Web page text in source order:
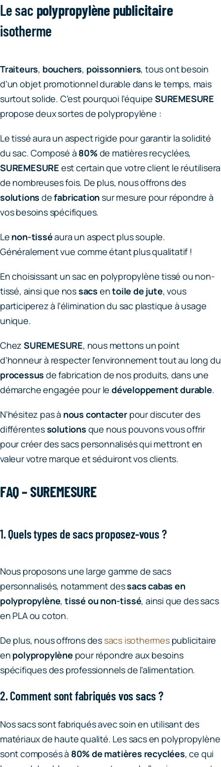
Le sac polypropylène publicitaire
isotherme
Traiteurs, bouchers, poissonniers, tous ont besoin
d’un objet promotionnel durable dans le temps, mais
surtout solide. C’est pourquoi l’équipe SUREMESURE
propose deux sortes de polypropylène :
Le tissé aura un aspect rigide pour garantir la solidité
du sac. Composé à 80% de matières recyclées,
SUREMESURE est certain que votre client le réutilisera
de nombreuses fois. De plus, nous offrons des
solutions defabricationsur mesure pour répondre à
vos besoins spécifiques.
Le non-tisséaura un aspect plus souple.
Généralement vue comme étant plus qualitatif !
En choisissant un sac en polypropylène tissé ou non-
tissé, ainsi que nossacs entoile de jute, vous
participerez à l’élimination du sac plastique à usage
unique.
Chez SUREMESURE, nous mettons un point
d’honneur à respecter l’environnement tout au long du
processus de fabrication de nos produits, dans une
démarche engagée pour ledéveloppement durable.
N’hésitez pas à nous contacter pour discuter des
différentessolutions que nous pouvons vous offrir
pour créer des sacs personnalisés qui mettront en
valeur votre marque et séduiront vos clients.
FAQ – SUREMESURE
1. Quels types de sacs proposez-vous ?
Nous proposons une large gamme de sacs
personnalisés, notamment dessacs cabas en
polypropylène,tissé ou non-tissé, ainsi que des sacs
en PLA ou coton.
De plus, nous offrons des sacs isothermespublicitaire
en polypropylène pour répondre aux besoins
spécifiques des professionnels de l’alimentation.
2. Comment sont fabriqués vos sacs ?
Nos sacs sont fabriqués avec soin en utilisant des
matériaux de haute qualité. Les sacs en polypropylène
sont composés à 80% de matières recyclées, ce qui